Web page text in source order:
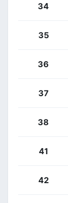
34
35
36
37
38
41
42